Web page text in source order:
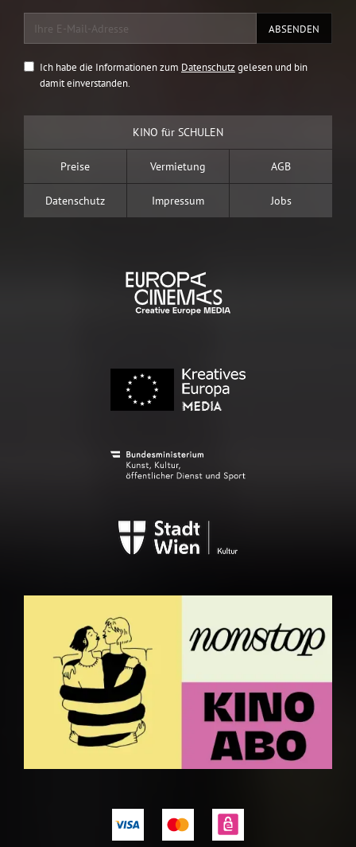
Ich habe die Informationen zum Datenschutzgelesen und bin
damit einverstanden.
KINO für SCHULEN
Preise Vermietung AGB
Datenschutz Impressum Jobs